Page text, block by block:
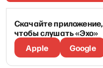
Скачайте приложение,
чтобы слушать «Эхо»
Apple
Google